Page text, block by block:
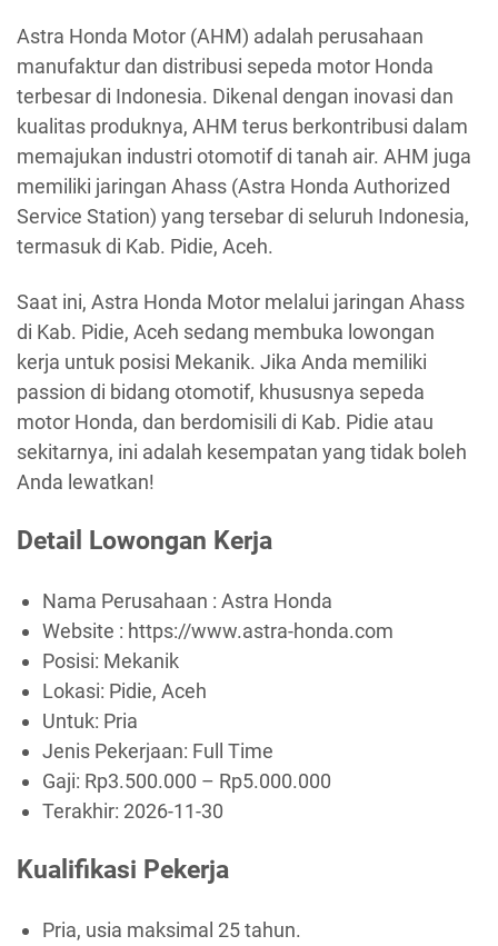
Astra Honda Motor (AHM) adalah perusahaan
manufaktur dan distribusi sepeda motor Honda
terbesar di Indonesia. Dikenal dengan inovasi dan
kualitas produknya, AHM terus berkontribusi dalam
memajukan industri otomotif di tanah air. AHM juga
memiliki jaringan Ahass (Astra Honda Authorized
Service Station) yang tersebar di seluruh Indonesia,
termasuk di Kab. Pidie, Aceh.
Saat ini, Astra Honda Motor melalui jaringan Ahass
di Kab. Pidie, Aceh sedang membuka lowongan
kerja untuk posisi Mekanik. Jika Anda memiliki
passion di bidang otomotif, khususnya sepeda
motor Honda, dan berdomisili di Kab. Pidie atau
sekitarnya, ini adalah kesempatan yang tidak boleh
Anda lewatkan!
Detail Lowongan Kerja
Nama Perusahaan : Astra Honda
Website : https://www.astra-honda.com
Posisi: Mekanik
Lokasi: Pidie, Aceh
Untuk: Pria
Jenis Pekerjaan: Full Time
Gaji: Rp3.500.000 – Rp5.000.000
Terakhir: 2026-11-30
Kualifikasi Pekerja
Pria, usia maksimal 25 tahun.